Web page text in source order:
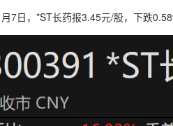
7日，*ST长药报3.45元/股，下跌